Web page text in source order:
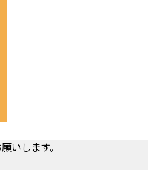
いします。